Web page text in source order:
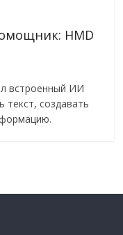
HMD
встроенный ИИ
текст, создавать